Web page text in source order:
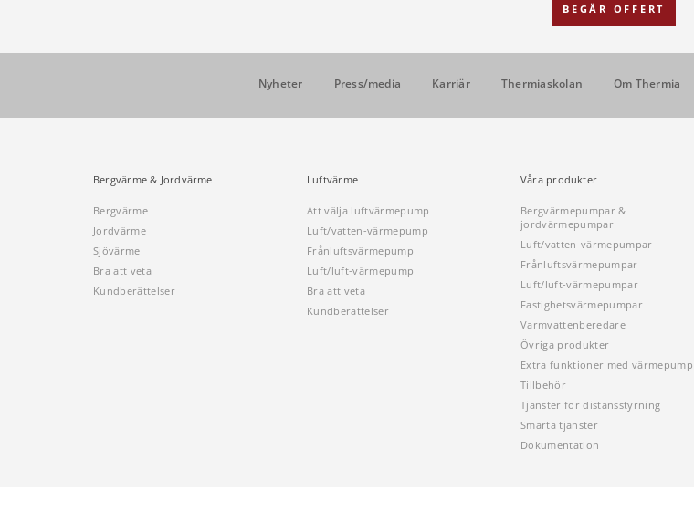
BEGÄR OFFERT
Nyheter Press/media Karriär Thermiaskolan Om Thermia
Bergvärme & Jordvärme
Bergvärme
Jordvärme
Sjövärme
Bra att veta
Kundberättelser
Luftvärme
Att välja luftvärmepump
Luft/vatten-värmepump
Frånluftsvärmepump
Luft/luft-värmepump
Bra att veta
Kundberättelser
Våra produkter
Bergvärmepumpar &
jordvärmepumpar
Luft/vatten-värmepumpar
Frånluftsvärmepumpar
Luft/luft-värmepumpar
Fastighetsvärmepumpar
Varmvattenberedare
Övriga produkter
Extra funktioner med värmepump
Tillbehör
Tjänster för distansstyrning
Smarta tjänster
Dokumentation